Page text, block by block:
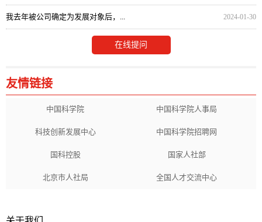
我去年被公司确定为发展对象后，... 2024-01-30
在线提问
友情链接
中国科学院 中国科学院人事局
科技创新发展中心 中国科学院招聘网
国科控股 国家人社部
北京市人社局 全国人才交流中心